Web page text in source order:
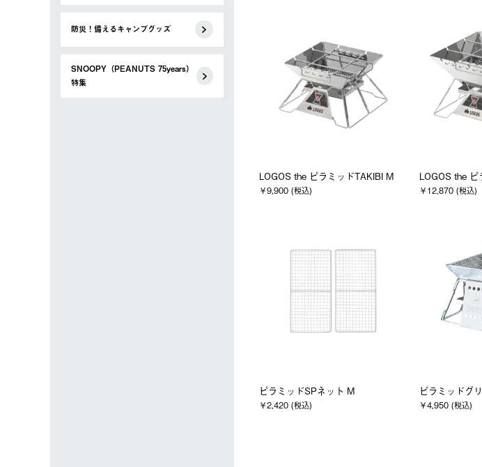
防災！備えるキャンプグッズ
SNOOPY（PEANUTS 75years）
特集
LOGOS the ピラミッドTAKIBI M
￥9,900 (税込)
LOGOS the ピ
￥12,870 (税込)
ピラミッドSPネット M
￥2,420 (税込)
ピラミッドグ
￥4,950 (税込)